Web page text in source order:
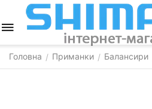
Головна / Приманки / Балансири